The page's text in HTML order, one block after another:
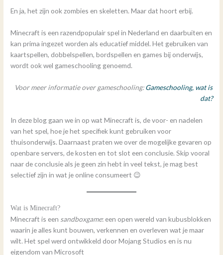
En ja, het zijn ook zombies en skeletten. Maar dat hoort erbij.
Minecraft is een razendpopulair spel in Nederland en daarbuiten en
kan prima ingezet worden als educatief middel. Het gebruiken van
kaartspellen, dobbelspellen, bordspellen en games bij onderwijs,
wordt ook wel gameschooling genoemd.
Voor meer informatie over gameschooling:Gameschooling, wat is
dat?
In deze blog gaan we in op wat Minecraft is, de voor- en nadelen
van het spel, hoe je het specifiek kunt gebruiken voor
thuisonderwijs. Daarnaast praten we over de mogelijke gevaren op
openbare servers, de kosten en tot slot een conclusie. Skip vooral
naar de conclusie als je geen zin hebt in veel tekst, je mag best
selectief zijn in wat je online consumeert 😉
Wat is Minecraft?
Minecraft is een sandboxgame: een open wereld van kubusblokken
waarin je alles kunt bouwen, verkennen en overleven wat je maar
wilt. Het spel werd ontwikkeld door Mojang Studios en is nu
eigendom van Microsoft